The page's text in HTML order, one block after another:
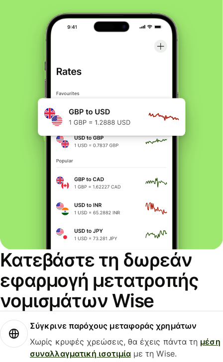
Κατεβάστε τη δωρεάν
εφαρμογή μετατροπής
νομισμάτων Wise
Σύγκρινε παρόχους μεταφοράς χρημάτων
Χωρίς κρυφές χρεώσεις, θα έχεις πάντα τη μέση
συναλλαγματική ισοτιμίαμε τη Wise.